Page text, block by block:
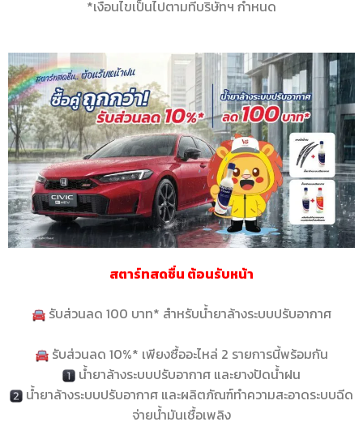
*เงื่อนไขเป็นไปตามที่บริษัทฯ กำหนด
สตาร์ทสดชื่น ต้อนรับหน้า
รับส่วนลด 100 บาท* สำหรับน้ำยาล้างระบบปรับอากาศ
รับส่วนลด 10%* เพียงซื้ออะไหล่ 2 รายการนี้พร้อมกัน
น้ำยาล้างระบบปรับอากาศ และยางปัดน้ำฝน
น้ำยาล้างระบบปรับอากาศ และผลิตภัณฑ์ทำความสะอาดระบบฉีด
จ่ายน้ำมันเชื้อเพลิง